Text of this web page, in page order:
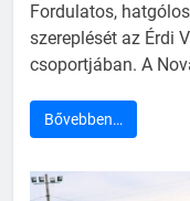
Fordulatos,
szereplését az Érdi
csoportjában. A
Bővebben…